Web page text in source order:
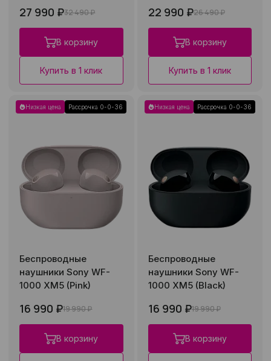
27 990 ₽32 490 ₽
В корзину
Купить в 1 клик
22 990 ₽26 490 ₽
В корзину
Купить в 1 клик
Низкая цена Рассрочка 0-0-36
Беспроводные
наушники Sony WF-
1000 XM5 (Pink)
16 990 ₽19 990 ₽
В корзину
Низкая цена Рассрочка 0-0-36
Беспроводные
наушники Sony WF-
1000 XM5 (Black)
16 990 ₽19 990 ₽
В корзину